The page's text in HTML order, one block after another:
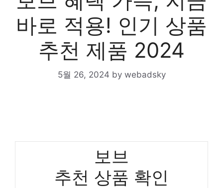
바로 적용! 인기 상품
추천 제품 2024
5월 26, 2024 by webadsky
보브
추천 상품 확인